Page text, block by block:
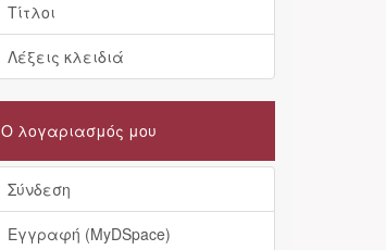
Τίτλοι
Λέξεις κλειδιά
Ο λογαριασμός μου
Σύνδεση
Εγγραφή (MyDSpace)